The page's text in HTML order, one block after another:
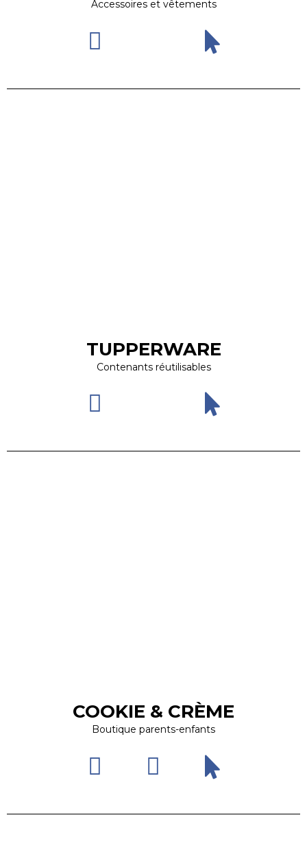
Accessoires et vêtements
TUPPERWARE
Contenants réutilisables
COOKIE & CRÈME
Boutique parents-enfants